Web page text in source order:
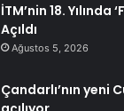
İTM’nin 18. Yılında
Açıldı
Ağustos 5, 2026
Çandarlı’nın yeni